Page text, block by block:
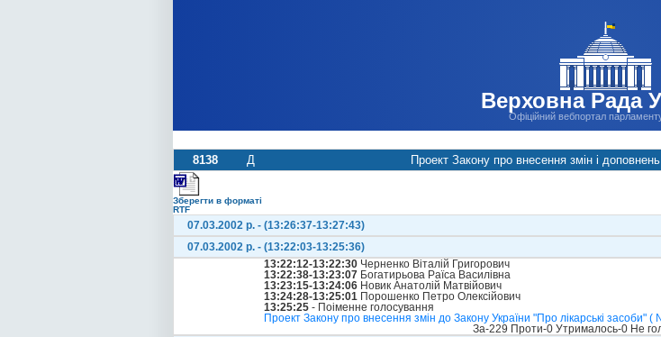
Верховна Рада
Офіційний вебпортал
8138 Д Проект Закону про внесення змін і
Зберегти в форматі
RTF
07.03.2002 р. - (13:26:37-13:27:43)
07.03.2002 р. - (13:22:03-13:25:36)
13:22:12-13:22:30 Черненко Віталій Григорович
13:22:38-13:23:07 Богатирьова Раїса Василівна
13:23:15-13:24:06 Новик Анатолій Матвійович
13:24:28-13:25:01 Порошенко Петро Олексійович
13:25:25 - Поіменне голосування
Проект Закону про внесення змін до Закону України "Про лікарські засоби"
За-229 Проти-0 Утрималось-0 Не